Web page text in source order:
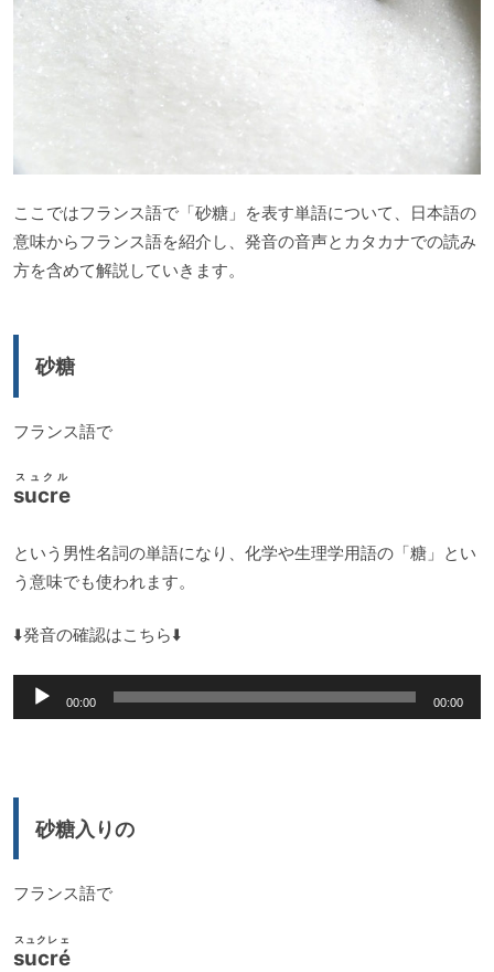
ここではフランス語で「砂糖」を表す単語について、日本語の
意味からフランス語を紹介し、発音の音声とカタカナでの読み
方を含めて解説していきます。
砂糖
フランス語で
sucre
スュクル
という男性名詞の単語になり、化学や生理学用語の「糖」とい
う意味でも使われます。
⬇️発音の確認はこちら⬇️
声
00:00 00:00
砂糖入りの
フランス語で
sucré
スュクレェ